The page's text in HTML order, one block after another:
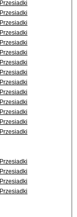
Przesiadki
Przesiadki
Przesiadki
Przesiadki
Przesiadki
Przesiadki
Przesiadki
Przesiadki
Przesiadki
Przesiadki
Przesiadki
Przesiadki
Przesiadki
Przesiadki
Przesiadki
Przesiadki
Przesiadki
Przesiadki